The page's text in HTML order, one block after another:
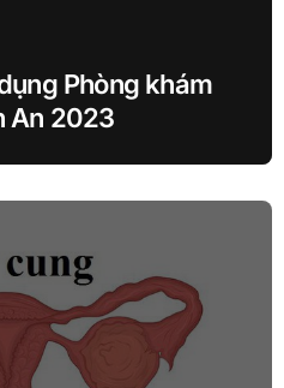
Phòng khám
An 2023